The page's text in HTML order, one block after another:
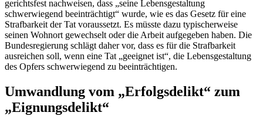
gerichtsfest nachweisen, dass „seine Lebensgestaltung
schwerwiegend beeinträchtigt“ wurde, wie es das Gesetz für eine
Strafbarkeit der Tat voraussetzt. Es müsste dazu typischerweise
seinen Wohnort gewechselt oder die Arbeit aufgegeben haben. Die
Bundesregierung schlägt daher vor, dass es für die Strafbarkeit
ausreichen soll, wenn eine Tat „geeignet ist“, die Lebensgestaltung
des Opfers schwerwiegend zu beeinträchtigen.
Umwandlung vom „Erfolgsdelikt“ zum
„Eignungsdelikt“